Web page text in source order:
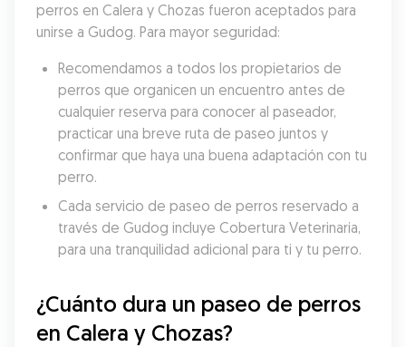
perros en Calera y Chozas fueron aceptados para
unirse a Gudog. Para mayor seguridad:
Recomendamos a todos los propietarios de
perros que organicen un encuentro antes de
cualquier reserva para conocer al paseador,
practicar una breve ruta de paseo juntos y
confirmar que haya una buena adaptación con tu
perro.
Cada servicio de paseo de perros reservado a
través de Gudog incluye Cobertura Veterinaria,
para una tranquilidad adicional para ti y tu perro.
¿Cuánto dura un paseo de perros
en Calera y Chozas?